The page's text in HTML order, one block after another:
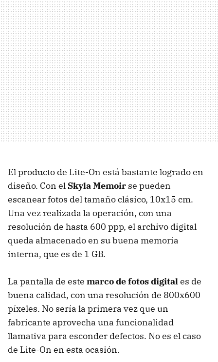
El producto de Lite-On está bastante logrado en
diseño. Con el Skyla Memoir se pueden
escanear fotos del tamaño clásico, 10x15 cm.
Una vez realizada la operación, con una
resolución de hasta 600 ppp, el archivo digital
queda almacenado en su buena memoria
interna, que es de 1 GB.
La pantalla de este marco de fotos digitales de
buena calidad, con una resolución de 800x600
píxeles. No sería la primera vez que un
fabricante aprovecha una funcionalidad
llamativa para esconder defectos. No es el caso
de Lite-On en esta ocasión.